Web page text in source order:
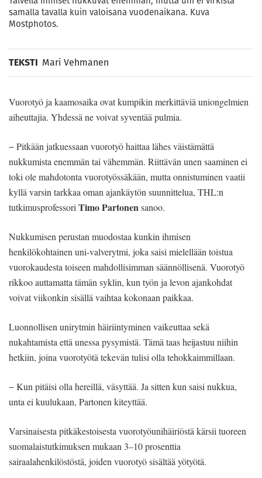
samalla tavalla kuin valoisana vuodenaikana. Kuva
Mostphotos.
TEKSTI Mari Vehmanen
Vuorotyö ja kaamosaika ovat kumpikin merkittäviä uniongelmien
aiheuttajia. Yhdessä ne voivat syventää pulmia.
− Pitkään jatkuessaan vuorotyö haittaa lähes väistämättä
nukkumista enemmän tai vähemmän. Riittävän unen saaminen ei
toki ole mahdotonta vuorotyössäkään, mutta onnistuminen vaatii
kyllä varsin tarkkaa oman ajankäytön suunnittelua, THL:n
tutkimusprofessori Timo Partonensanoo.
Nukkumisen perustan muodostaa kunkin ihmisen
henkilökohtainen uni-valverytmi, joka saisi mielellään toistua
vuorokaudesta toiseen mahdollisimman säännöllisenä. Vuorotyö
rikkoo auttamatta tämän syklin, kun työn ja levon ajankohdat
voivat viikonkin sisällä vaihtaa kokonaan paikkaa.
Luonnollisen unirytmin häiriintyminen vaikeuttaa sekä
nukahtamista että unessa pysymistä. Tämä taas heijastuu niihin
hetkiin, joina vuorotyötä tekevän tulisi olla tehokkaimmillaan.
− Kun pitäisi olla hereillä, väsyttää. Ja sitten kun saisi nukkua,
unta ei kuulukaan, Partonen kiteyttää.
Varsinaisesta pitkäkestoisesta vuorotyöunihäiriöstä kärsii tuoreen
suomalaistutkimuksen mukaan 3–10 prosenttia
sairaalahenkilöstöstä, joiden vuorotyö sisältää yötyötä.